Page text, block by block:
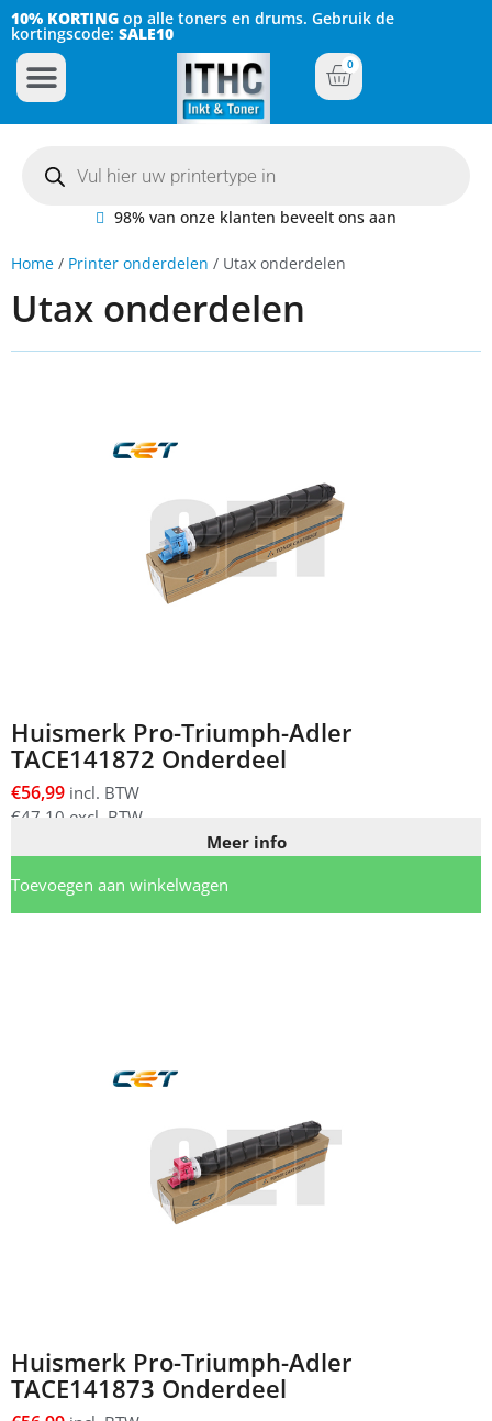
10% KORTING op alle toners en drums. Gebruik de
kortingscode: SALE10
0
98% van onze klanten beveelt ons aan
Home / Printer onderdelen / Utax onderdelen
Utax onderdelen
Huismerk Pro-Triumph-Adler
TACE141872 Onderdeel
€56,99 incl. BTW
€47,10 excl. BTW
Meer info
Toevoegen aan winkelwagen
Huismerk Pro-Triumph-Adler
TACE141873 Onderdeel